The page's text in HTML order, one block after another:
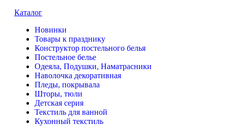
Каталог
Новинки
Товары к празднику
Конструктор постельного белья
Постельное белье
Одеяла, Подушки, Наматрасники
Наволочка декоративная
Пледы, покрывала
Шторы, тюли
Детская серия
Текстиль для ванной
Кухонный текстиль